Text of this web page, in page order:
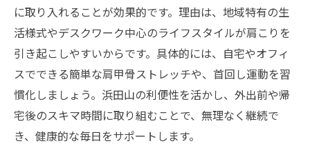
法
リラックス感を高めるストレッチのポイン
ト
整体・マッサージ店と併用のストレッチ活
用法
効果を実感するためのストレッチ取り入れ
方
に取り入れることが効果的です。理由は、地域特有の生
活様式やデスクワーク中心のライフスタイルが肩こりを
引き起こしやすいからです。具体的には、自宅やオフィ
スでできる簡単な肩甲骨ストレッチや、首回し運動を習
慣化しましょう。浜田山の利便性を活かし、外出前や帰
宅後のスキマ時間に取り組むことで、無理なく継続で
き、健康的な毎日をサポートします。